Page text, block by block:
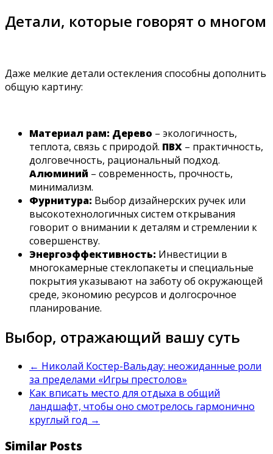
Детали, которые говорят о многом
Даже мелкие детали остекления способны дополнить
общую картину:
Материал рам: Дерево – экологичность,
теплота, связь с природой. ПВХ – практичность,
долговечность, рациональный подход.
Алюминий – современность, прочность,
минимализм.
Фурнитура: Выбор дизайнерских ручек или
высокотехнологичных систем открывания
говорит о внимании к деталям и стремлении к
совершенству.
Энергоэффективность: Инвестиции в
многокамерные стеклопакеты и специальные
покрытия указывают на заботу об окружающей
среде, экономию ресурсов и долгосрочное
планирование.
Выбор, отражающий вашу суть
← Николай Костер-Вальдау: неожиданные роли
за пределами «Игры престолов»
Как вписать место для отдыха в общий
ландшафт, чтобы оно смотрелось гармонично
круглый год →
Similar Posts